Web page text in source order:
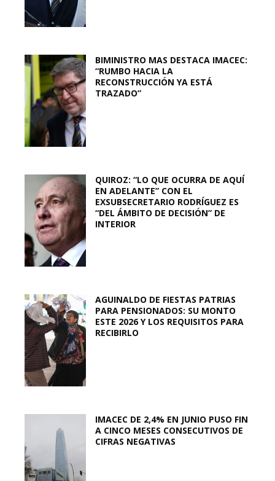
BIMINISTRO MAS DESTACA IMACEC:
“RUMBO HACIA LA
RECONSTRUCCIÓN YA ESTÁ
TRAZADO”
QUIROZ: “LO QUE OCURRA DE AQUÍ
EN ADELANTE” CON EL
EXSUBSECRETARIO RODRÍGUEZ ES
“DEL ÁMBITO DE DECISIÓN” DE
INTERIOR
AGUINALDO DE FIESTAS PATRIAS
PARA PENSIONADOS: SU MONTO
ESTE 2026 Y LOS REQUISITOS PARA
RECIBIRLO
IMACEC DE 2,4% EN JUNIO PUSO FIN
A CINCO MESES CONSECUTIVOS DE
CIFRAS NEGATIVAS